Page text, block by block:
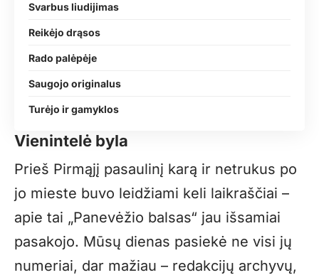
Svarbus liudijimas
Reikėjo drąsos
Rado palėpėje
Saugojo originalus
Turėjo ir gamyklos
Vienintelė byla
Prieš Pirmąjį pasaulinį karą ir netrukus po
jo mieste buvo leidžiami keli laikraščiai –
apie tai „Panevėžio balsas“ jau išsamiai
pasakojo. Mūsų dienas pasiekė ne visi jų
numeriai, dar mažiau – redakcijų archyvų,